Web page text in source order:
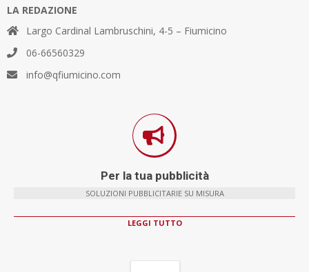
LA REDAZIONE
Largo Cardinal Lambruschini, 4-5 – Fiumicino
06-66560329
info@qfiumicino.com
Per la tua pubblicità
SOLUZIONI PUBBLICITARIE SU MISURA
LEGGI TUTTO